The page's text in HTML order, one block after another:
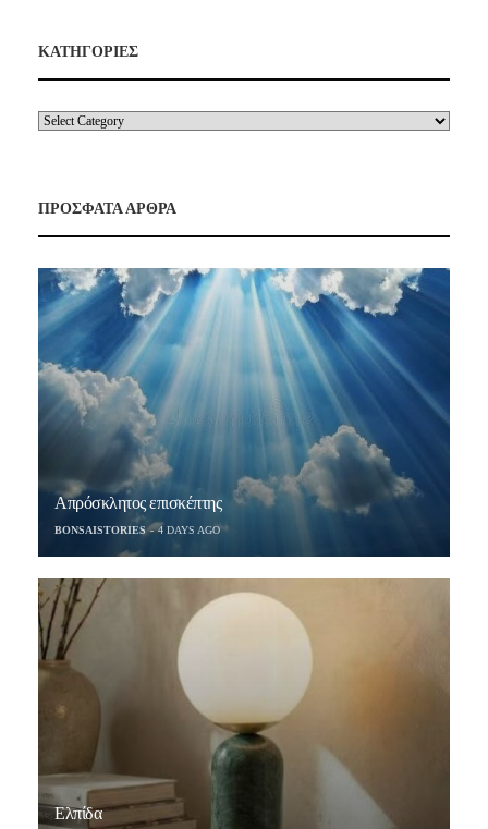
ΚΑΤΗΓΟΡΙΕΣ
ΠΡΟΣΦΑΤΑ ΑΡΘΡΑ
Απρόσκλητος επισκέπτης
BONSAISTORIES 4 DAYS AGO
Ελπίδα